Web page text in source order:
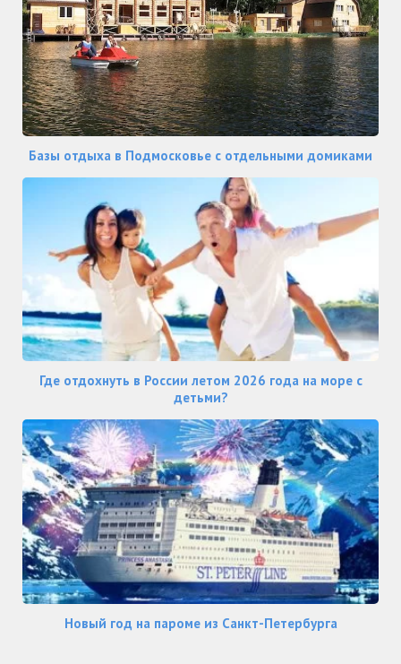
Базы отдыха в Подмосковье с отдельными домиками
Где отдохнуть в России летом 2026 года на море с
детьми?
Новый год на пароме из Санкт-Петербурга